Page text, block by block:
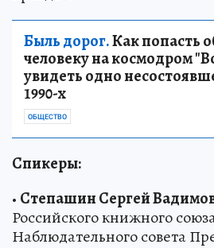
Быль дорог.Как попасть
человеку на космодром
увидеть одно
1990-х
ОБЩЕСТВО
Спикеры:
• Степашин Сергей
Российского книжного
Наблюдательного совета